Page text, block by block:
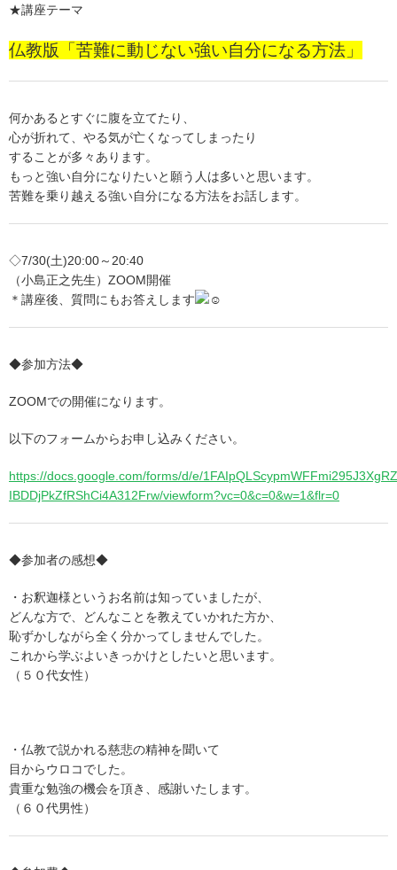
★講座テーマ
仏教版「苦難に動じない強い自分になる方法」
何かあるとすぐに腹を立てたり、
心が折れて、やる気が亡くなってしまったり
することが多々あります。
もっと強い自分になりたいと願う人は多いと思います。
苦難を乗り越える強い自分になる方法をお話します。
◇7/30(土)20:00～20:40
（小島正之先生）ZOOM開催
＊講座後、質問にもお答えします
◆参加方法◆
ZOOMでの開催になります。
以下のフォームからお申し込みください。
https://docs.google.com/forms/d/e/
IBDDjPkZfRShCi4A312Frw/viewform?vc=0&c=0&w=1&flr=0
◆参加者の感想◆
・お釈迦様というお名前は知っていましたが、
どんな方で、どんなことを教えていかれた方か、
恥ずかしながら全く分かってしませんでした。
これから学ぶよいきっかけとしたいと思います。
（５０代女性）
・仏教で説かれる慈悲の精神を聞いて
目からウロコでした。
貴重な勉強の機会を頂き、感謝いたします。
（６０代男性）